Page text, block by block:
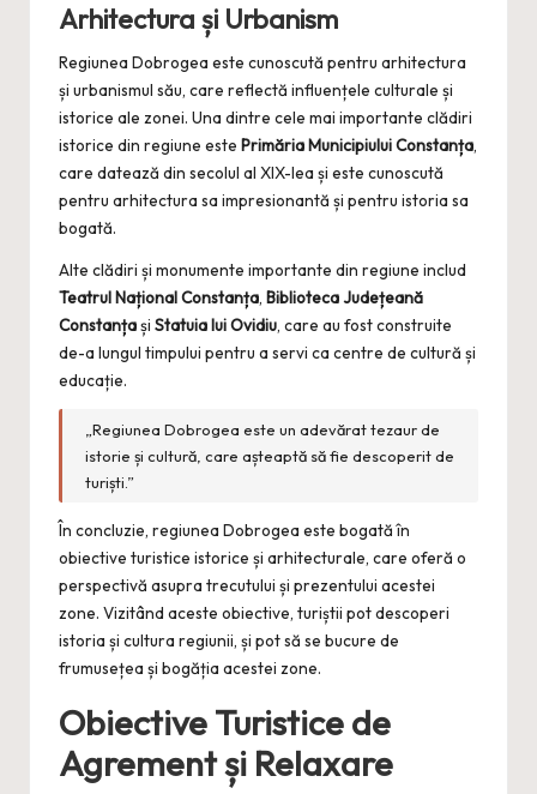
Arhitectura și Urbanism
Regiunea Dobrogea este cunoscută pentru arhitectura
și urbanismul său, care reflectă influențele culturale și
istorice ale zonei. Una dintre cele mai importante clădiri
istorice din regiune este Primăria Municipiului Constanța,
care datează din secolul al XIX-lea și este cunoscută
pentru arhitectura sa impresionantă și pentru istoria sa
bogată.
Alte clădiri și monumente importante din regiune includ
Teatrul Național Constanța, Biblioteca Județeană
Constanțași Statuia lui Ovidiu, care au fost construite
de-a lungul timpului pentru a servi ca centre de cultură și
educație.
„Regiunea Dobrogea este un adevărat tezaur de
istorie și cultură, care așteaptă să fie descoperit de
turiști.”
În concluzie, regiunea Dobrogea este bogată în
obiective turistice istorice și arhitecturale, care oferă o
perspectivă asupra trecutului și prezentului acestei
zone. Vizitând aceste obiective, turiștii pot descoperi
istoria și cultura regiunii, și pot să se bucure de
frumusețea și bogăția acestei zone.
Obiective Turistice de
Agrement și Relaxare